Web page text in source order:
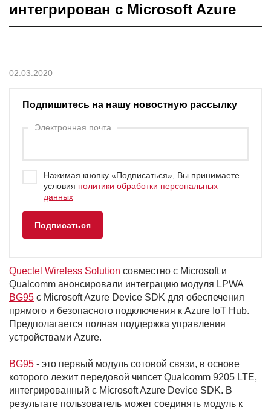
интегрирован с Microsoft Azure
02.03.2020
Подпишитесь на нашу новостную рассылку
Электронная почта
Нажимая кнопку «Подписаться», Вы принимаете
условия политики обработки персональных
данных
Quectel Wireless Solution совместно с Microsoft и
Qualcomm анонсировали интеграцию модуля LPWA
BG95 с Microsoft Azure Device SDK для обеспечения
прямого и безопасного подключения к Azure IoT Hub.
Предполагается полная поддержка управления
устройствами Azure.
BG95 - это первый модуль сотовой связи, в основе
которого лежит передовой чипсет Qualcomm 9205 LTE,
интегрированный с Microsoft Azure Device SDK. В
результате пользователь может соединять модуль к